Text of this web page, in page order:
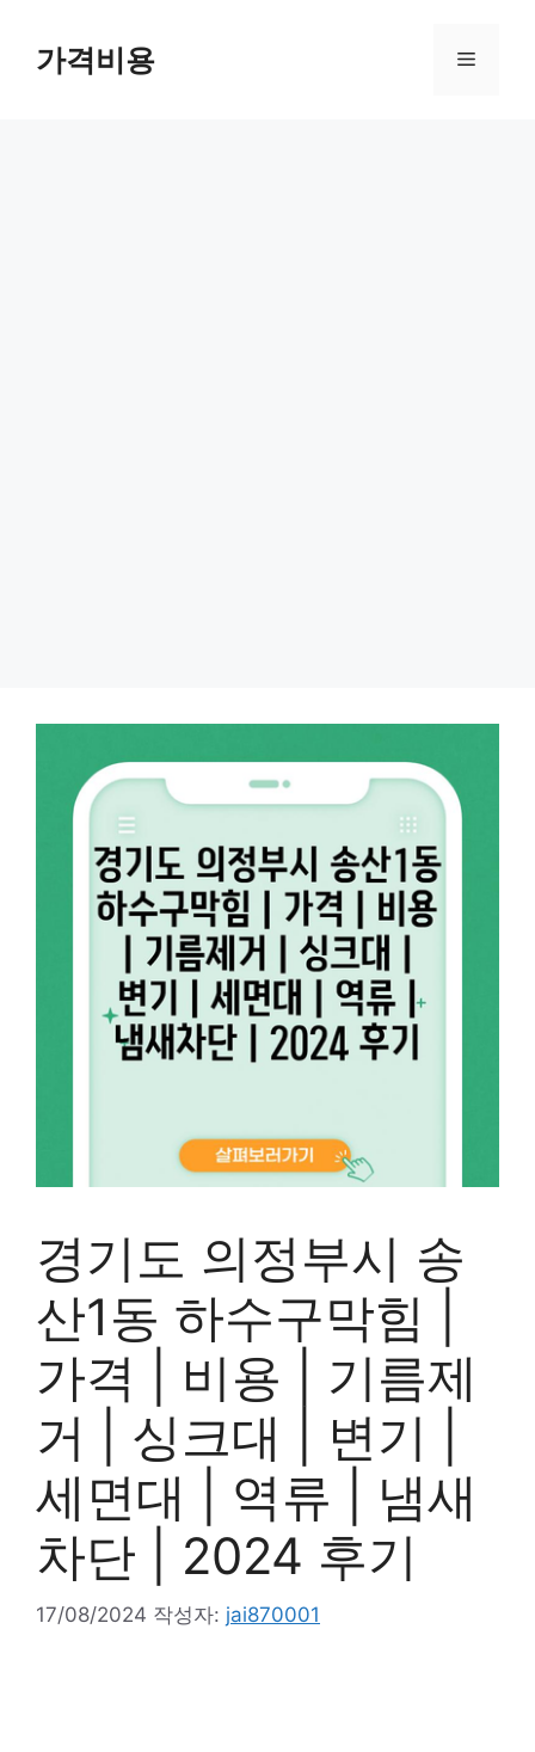
가격비용 메
경기도 의정부시 송
산1동 하수구막힘 |
가격 | 비용 | 기름제
거 | 싱크대 | 변기 |
세면대 | 역류 | 냄새
차단 | 2024 후기
17/08/2024 작성자: jai870001